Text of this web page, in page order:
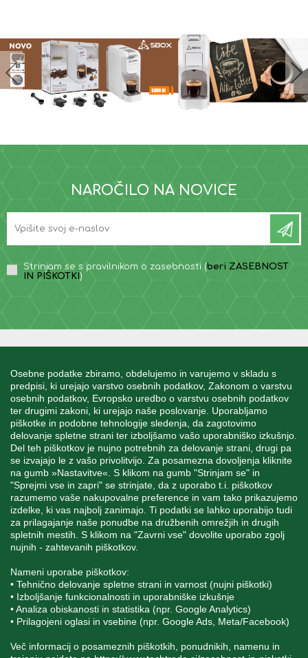
Osebne podatke zbiramo, obdelujemo in varujemo v skladu s
predpisi, ki urejajo varstvo osebnih podatkov, Zakonom o varstvu
osebnih podatkov, Evropsko uredbo o varstvu osebnih podatkov
ter drugimi zakoni, ki urejajo naše poslovanje. Uporabljamo
piškotke in podobne tehnologije sledenja, da zagotovimo
delovanje spletne strani ter izboljšamo vašo uporabniško izkušnjo.
Del teh piškotkov je nujno potrebnih za delovanje strani, drugi pa
se izvajajo le z vašo privolitvijo. Za posamezna dovoljenja kliknite
na gumb »Nastavitve«. S klikom na gumb "Strinjam se" in
"Sprejmi vse in zapri" se strinjate, da z uporabo t.i. piškotkov
razumemo vaše nakupovalne preference in vam tako prikazujemo
izdelke, ki vas najbolj zanimajo. Ti podatki se lahko uporabijo tudi
za prilagajanje naše ponudbe na družbenih omrežjih in drugih
spletnih mestih. S klikom na "Zavrni vse" dovolite uporabo zgolj
nujnih - zahtevanih piškotkov.
Nameni uporabe piškotkov:
• Tehnično delovanje spletne strani in varnost (nujni piškotki)
• Izboljšanje funkcionalnosti in uporabniške izkušnje
• Analiza obiskanosti in statistika (npr. Google Analytics)
• Prilagojeni oglasi in vsebine (npr. Google Ads, Meta/Facebook)
Več informacij o posameznih piškotkih, ponudnikih, namenu in
NAROČILO NA NOVICE
Strinjam se s pravilnikom o zasebnosti (beri ZASEBNOST
IN PIŠKOTKI )
MOJ RAČUN
STORITEV ZA STRANKE
SPREMLJAJTE NAS
+386 1 562 21 11